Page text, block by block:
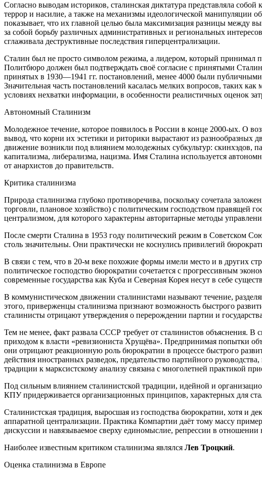
Согласно выводам историков, сталинская диктатура представляла
террор и насилие, а также на механизмы идеологической
показывает, что их главной целью была максимизация разницы между
за собой борьбу различных административных и региональных
сглаживала деструктивные последствия гиперцентрализации.
Сталин был не просто символом режима, а лидером, который принимал
Политбюро должен был подтверждать своё согласие с принятыми
принятых в 1930—1941 гг. постановлений, менее 4000 были
Значительная часть постановлений касалась мелких вопросов, таких
условиях нехватки информации, в особенности реалистичных оценок
Автономный Сталинизм
Молодежное течение, которое появилось в России в конце 2000-ых. О
вывод, что корни их эстетики и риторики вырастают из разнообразных
движение возникли под влиянием молодежных субкультур: скинхэдов,
капитализма, либерализма, нацизма. Имя Сталина используется
от анархистов до правительств.
Критика сталинизма
Природа сталинизма глубоко противоречива, поскольку сочетала
торговли, плановое хозяйство) с политическим господством правящей
централизмом, для которого характерны авторитарные методы
После смерти Сталина в 1953 году политический режим в Советском
столь значительны. Они практически не коснулись привилегий
В связи с тем, что в 20-м веке похожие формы имели место и в других
политическое господство бюрократии сочетается с прогрессивным
современные государства как Куба и Северная Корея несут в себе
В коммунистическом движении сталинистами называют течение,
этого, приверженцы сталинизма признают возможность быстрого
сталинисты отрицают утверждения о перерождении партии и
Тем не менее, факт развала СССР требует от сталинистов объяснения. В
приходом к власти «ревизиониста Хрущёва». Предпринимая попытки
они отрицают реакционную роль бюрократии в процессе быстрого
действия иностранных разведок, предательство партийного
традиции к марксистскому анализу связана с многолетней практикой
Под сильным влиянием сталинистской традиции, идейной и
КПУ придерживается организационных принципов, характерных для
Сталинистская традиция, выросшая из господства бюрократии, хотя и
аппаратной централизации. Практика Компартии даёт тому массу
дискуссии и навязываемое сверху единомыслие, репрессии в отношении
Наиболее известным критиком сталинизма являлся Лев Троцкий.
Оценка сталинизма в Европе